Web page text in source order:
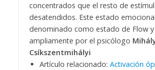
concentrados que el resto de
desatendidos. Este estado
denominado como estado de Flow
ampliamente por el psicólogo
Csíkszentmihályi
Artículo relacionado: Activación